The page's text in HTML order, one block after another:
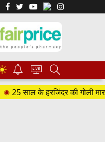
25 साल के हरजिंदर की गोली